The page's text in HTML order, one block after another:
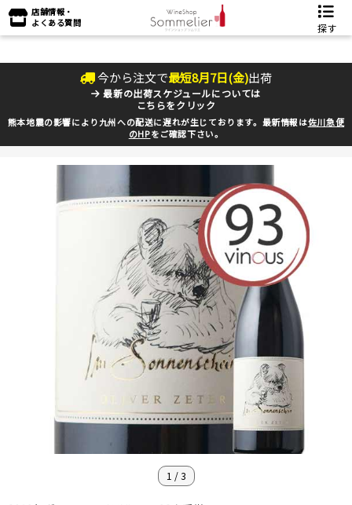
店舗情報・
よくある質問
探す
今から注文で最短8月7日(金)出荷
最新の出荷スケジュールについては
こちらをクリック
熊本地震の影響により九州への配送に遅れが生じております。最新情報は佐川急便
のHPをご確認下さい。
1 /3